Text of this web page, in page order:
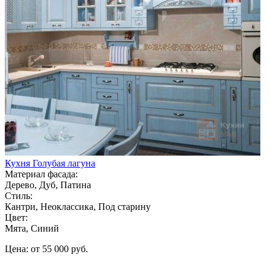
Кухня Голубая лагуна
Материал фасада:
Дерево, Дуб, Патина
Стиль:
Кантри, Неоклассика, Под старину
Цвет:
Мята, Синий
Цена: от 55 000 руб.